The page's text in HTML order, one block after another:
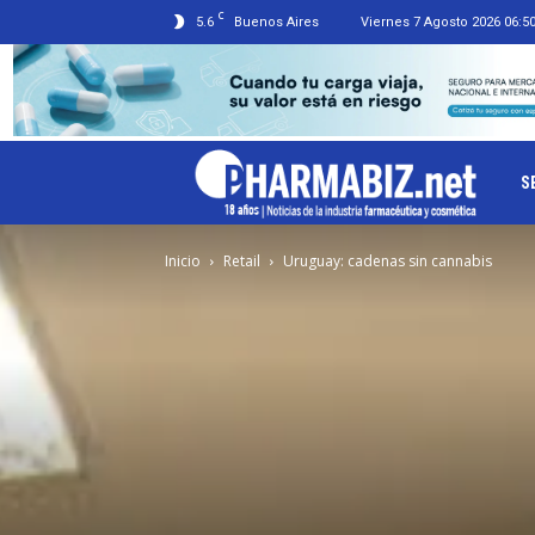
5.6 C Buenos Aires Viernes 7 Agosto 2026 06:50
Inicio Retail Uruguay: cadenas sin cannabis